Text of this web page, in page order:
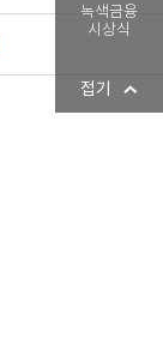
녹색금융
시상식
접기